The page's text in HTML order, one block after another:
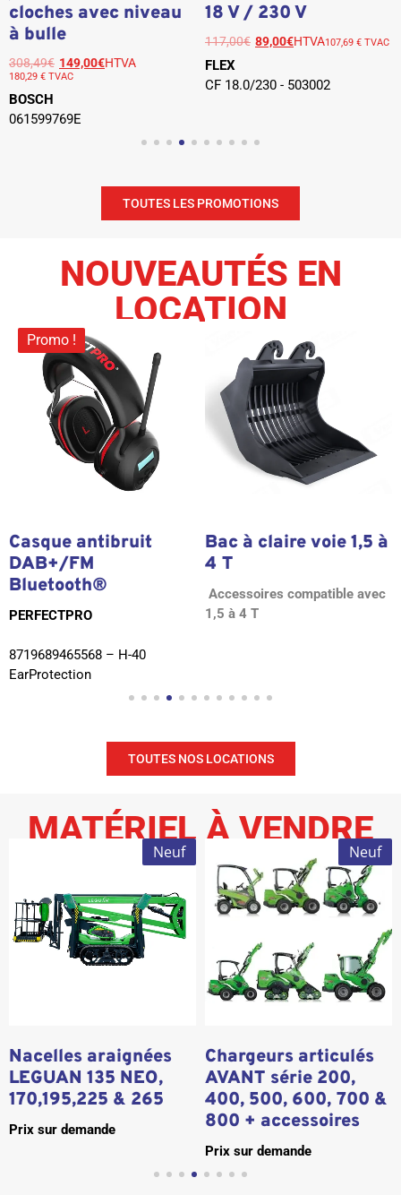
cloches avec niveau
à bulle
308,49€ 149,00€HTVA
180,29 € TVAC
BOSCH
061599769E
18 V / 230 V
117,00€ 89,00€HTVA107,69 € TVAC
FLEX
CF 18.0/230 - 503002
TOUTES LES PROMOTIONS
NOUVEAUTÉS EN
LOCATION
Promo !
Casque antibruit
DAB+/FM
Bluetooth®
PERFECTPRO
8719689465568 – H-40
EarProtection
Bac à claire voie 1,5 à
4 T
Accessoires compatible avec
1,5 à 4 T
TOUTES NOS LOCATIONS
MATÉRIEL À VENDRE
Neuf
Nacelles araignées
LEGUAN 135 NEO,
170,195,225 & 265
Prix sur demande
Neuf
Chargeurs articulés
AVANT série 200,
400, 500, 600, 700 &
800 + accessoires
Prix sur demande